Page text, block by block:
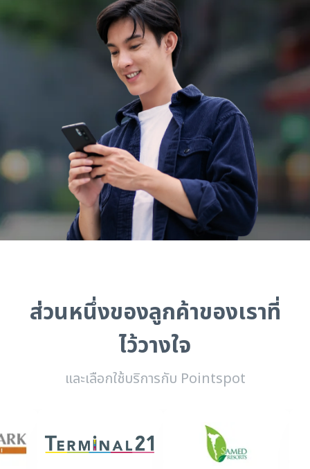
ส่วนหนึ่งของลูกค้าของเราที่
ไว้วางใจ
และเลือกใช้บริการกับ Pointspot